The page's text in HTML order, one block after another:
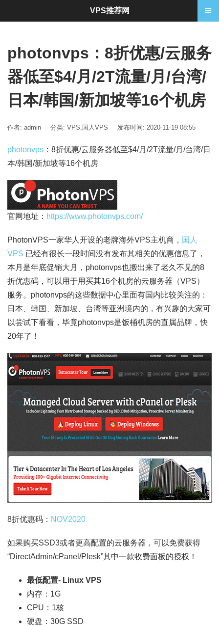
photonvps：8折优惠/云服务
器低至$4/月/2T流量/月/台湾/
日本/韩国/新加坡等16个机房
作者: admin 分类: VPS, 国人VPS 发布时间: 2020-11-19 08:55
photonvps ：8折优惠/云服务器低至$4/月/2T流量/月/台湾/日
本/韩国/新加坡等16个机房
官网地址： https://www.photonvps.com/
PhotonVPS一家华人开设的老牌海外VPS主机商， 国人
VPS 已经有很长一段时间没有发布其相关的优惠信息了，
本月是年底促销大月，photonvps也搬出来了老久不见的8
折优惠码，可以用于用买其16个机房的云服务器（VPS）
服务。photonvps的这些数据中心里面有国内比较关注的：
日本、韩国、新加坡、台湾等亚洲境内的，有兴趣的大家可
以尝试下看看，毕竟photonvps是饭桶机房的直属品牌，快
20年了！
8折优惠码： NOV2020
如果购买SSD3或者更高配置的云服务器，可以免费获得
“DirectAdmin/cPanel/Plesk”其中一款收费面板的授权！
最低配置- Linux VPS
内存：1G
CPU：1核
硬盘：30G SSD
VPS推荐网